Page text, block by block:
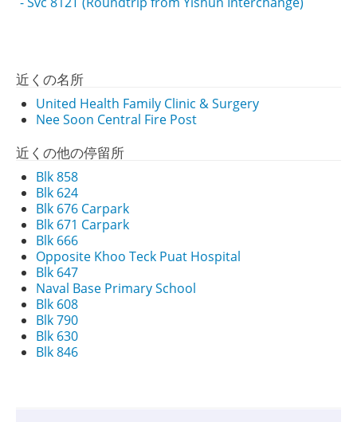
近くの名所
United Health Family Clinic & Surgery
Nee Soon Central Fire Post
近くの他の停留所
Blk 858
Blk 624
Blk 676 Carpark
Blk 671 Carpark
Blk 666
Opposite Khoo Teck Puat Hospital
Blk 647
Naval Base Primary School
Blk 608
Blk 790
Blk 630
Blk 846